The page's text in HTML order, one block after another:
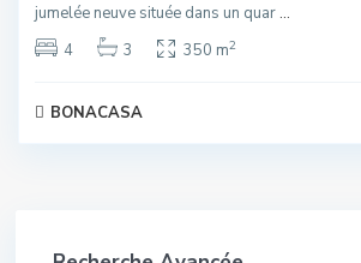
jumelée neuve située dans un quar...
4
3 350 m2
BONACASA